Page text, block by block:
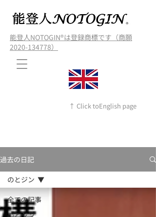
能登人NOTOGIN®️は登録商標です（商願
2020-134778）
↑ Click toEnglish page
過去の日記
全ての記事
のとジン
のとジン